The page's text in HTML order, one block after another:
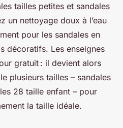
tailles petites et sandales
un nettoyage doux à l’eau
pour les sandales en
décoratifs. Les enseignes
gratuit : il devient alors
plusieurs tailles – sandales
28 taille enfant – pour
la taille idéale.